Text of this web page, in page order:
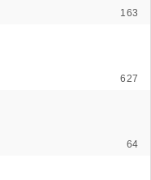
163
627
64